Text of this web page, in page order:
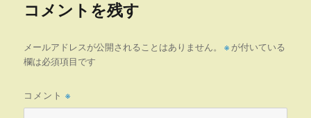
コメントを残す
メールアドレスが公開されることはありません。 ※ が付いている
欄は必須項目です
コメント※